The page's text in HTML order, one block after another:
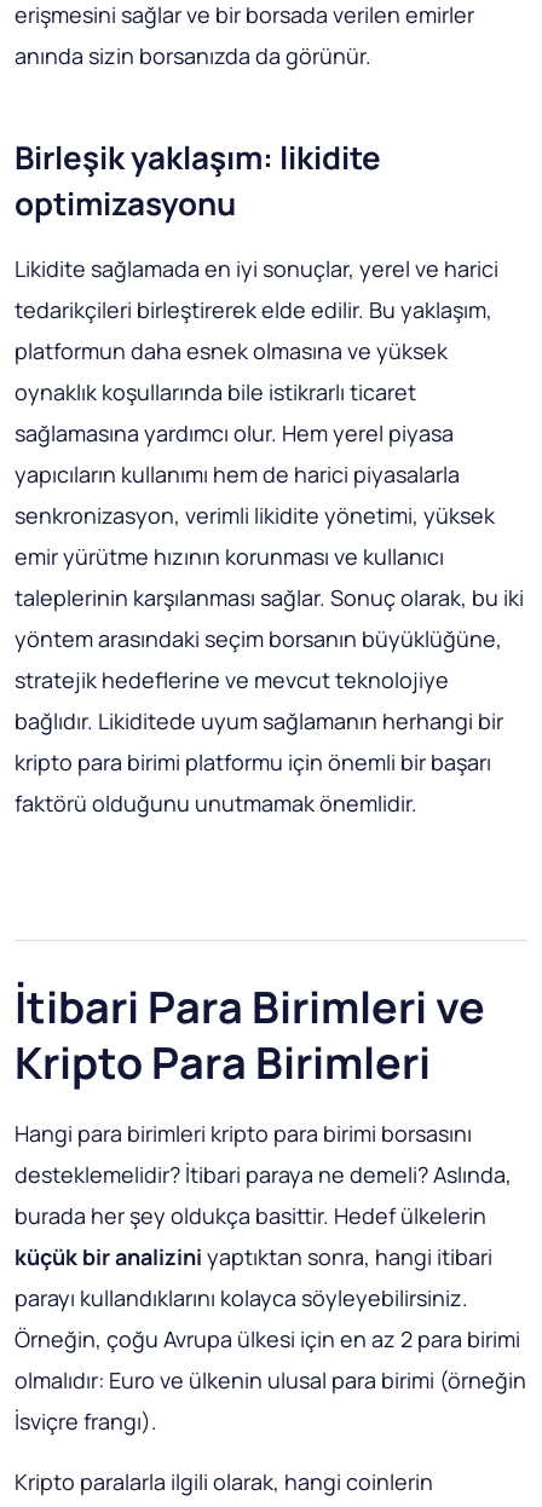
erişmesini sağlar ve bir borsada verilen emirler
anında sizin borsanızda da görünür.
Birleşik yaklaşım: likidite
optimizasyonu
Likidite sağlamada en iyi sonuçlar, yerel ve harici
tedarikçileri birleştirerek elde edilir. Bu yaklaşım,
platformun daha esnek olmasına ve yüksek
oynaklık koşullarında bile istikrarlı ticaret
sağlamasına yardımcı olur. Hem yerel piyasa
yapıcıların kullanımı hem de harici piyasalarla
senkronizasyon, verimli likidite yönetimi, yüksek
emir yürütme hızının korunması ve kullanıcı
taleplerinin karşılanması sağlar. Sonuç olarak, bu iki
yöntem arasındaki seçim borsanın büyüklüğüne,
stratejik hedeflerine ve mevcut teknolojiye
bağlıdır. Likiditede uyum sağlamanın herhangi bir
kripto para birimi platformu için önemli bir başarı
faktörü olduğunu unutmamak önemlidir.
İtibari Para Birimleri ve
Kripto Para Birimleri
Hangi para birimleri kripto para birimi borsasını
desteklemelidir? İtibari paraya ne demeli? Aslında,
burada her şey oldukça basittir. Hedef ülkelerin
küçük bir analizini yaptıktan sonra, hangi itibari
parayı kullandıklarını kolayca söyleyebilirsiniz.
Örneğin, çoğu Avrupa ülkesi için en az 2 para birimi
olmalıdır: Euro ve ülkenin ulusal para birimi (örneğin
İsviçre frangı).
Kripto paralarla ilgili olarak, hangi coinlerin